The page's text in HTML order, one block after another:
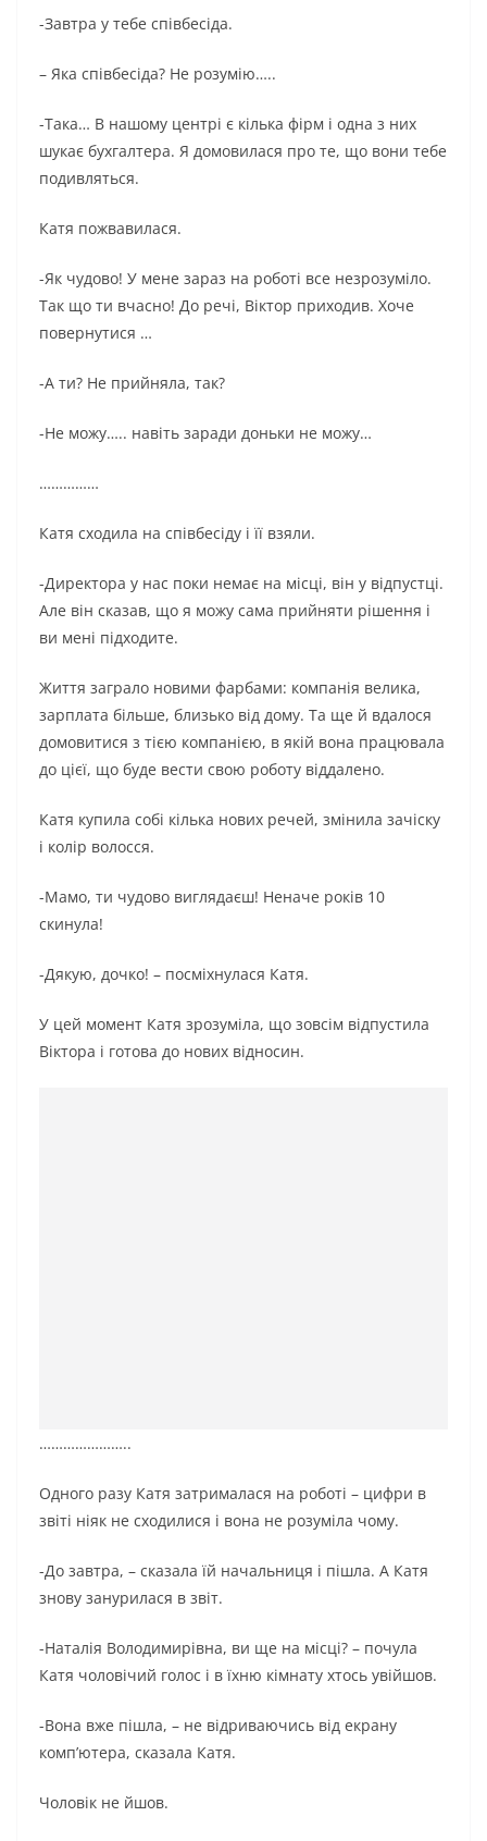
-Завтра у тебе співбесіда.
– Яка співбесіда? Не розумію…..
-Така… В нашому центрі є кілька фірм і одна з них
шукає бухгалтера. Я домовилася про те, що вони тебе
подивляться.
Катя пожвавилася.
-Як чудово! У мене зараз на роботі все незрозуміло.
Так що ти вчасно! До речі, Віктор приходив. Хоче
повернутися …
-А ти? Не прийняла, так?
-Не можу….. навіть заради доньки не можу…
……………
Катя сходила на співбесіду і її взяли.
-Директора у нас поки немає на місці, він у відпустці.
Але він сказав, що я можу сама прийняти рішення і
ви мені підходите.
Життя заграло новими фарбами: компанія велика,
зарплата більше, близько від дому. Та ще й вдалося
домовитися з тією компанією, в якій вона працювала
до цієї, що буде вести свою роботу віддалено.
Катя купила собі кілька нових речей, змінила зачіску
і колір волосся.
-Мамо, ти чудово виглядаєш! Неначе років 10
скинула!
-Дякую, дочко! – посміхнулася Катя.
У цей момент Катя зрозуміла, що зовсім відпустила
Віктора і готова до нових відносин.
…………………..
Одного разу Катя затрималася на роботі – цифри в
звіті ніяк не сходилися і вона не розуміла чому.
-До завтра, – сказала їй начальниця і пішла. А Катя
знову занурилася в звіт.
-Наталія Володимирівна, ви ще на місці? – почула
Катя чоловічий голос і в їхню кімнату хтось увійшов.
-Вона вже пішла, – не відриваючись від екрану
комп’ютера, сказала Катя.
Чоловік не йшов.